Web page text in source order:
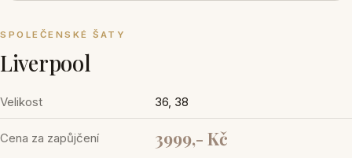
SPOLEČENSKÉ ŠATY
Liverpool
Velikost 36, 38
Cena za zapůjčení 3999,- Kč